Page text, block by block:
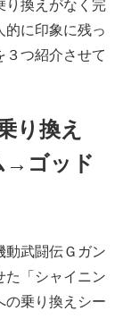
り換えがなく完
的に印象に残っ
３つ紹介させて
り換え
→ゴッド
武闘伝Ｇガン
た「シャイニン
の乗り換えシー